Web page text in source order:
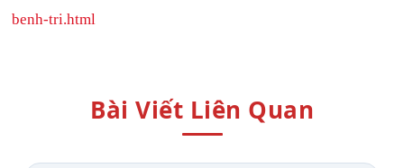
benh-tri.html
Bài Viết Liên Quan